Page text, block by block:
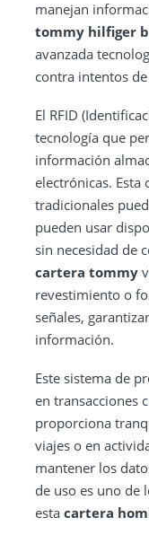
manejan
tommy hilfiger
avanzada
contra intentos
El RFID
tecnología que
información
electrónicas. Esta
tradicionales
pueden usar
sin necesidad de
cartera tommy
revestimiento o
señales,
información.
Este sistema de
en transacciones
proporciona
viajes o en
mantener los
de uso es uno de
esta cartera